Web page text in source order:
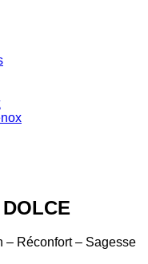
– Réconfort – Sagesse